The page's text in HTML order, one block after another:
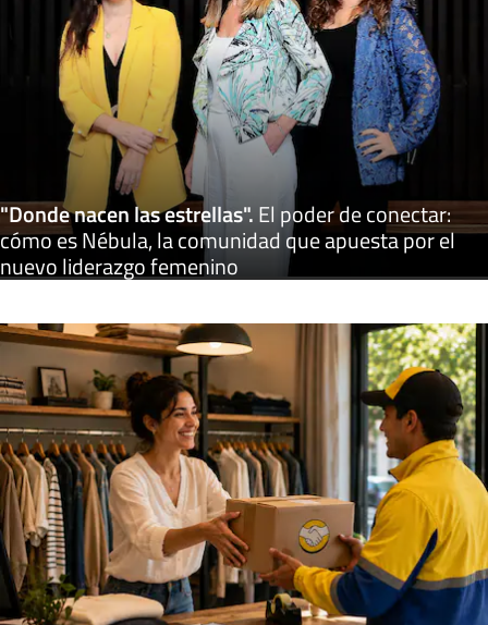
"Donde nacen las estrellas".El poder de conectar:
cómo es Nébula, la comunidad que apuesta por el
nuevo liderazgo femenino